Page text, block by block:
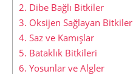
2. Dibe Bağlı Bitkiler
3. Oksijen Sağlayan Bitkiler
4. Saz ve Kamışlar
5. Bataklık Bitkileri
6. Yosunlar ve Algler